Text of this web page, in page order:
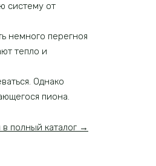
систему от
немного перегноя
тепло и
Однако
пиона.
полный каталог →